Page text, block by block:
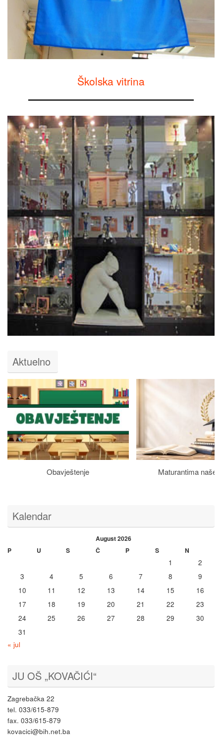
Školska vitrina
Aktuelno
Obavještenje Maturantima naše
Kalendar
August 2026
P
U S Č P S N
1
2
3
4 5 6 7 8
9
10
11 12 13 14 15
16
17
18 19 20 21 22
23
24
25 26 27 28 29
30
31
« jul
JU OŠ „KOVAČIĆI“
Zagrebačka 22
tel. 033/615-879
fax. 033/615-879
kovacici@bih.net.ba